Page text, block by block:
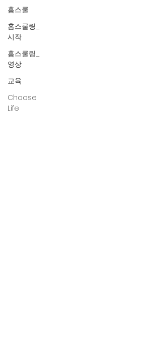
홈스쿨
홈스쿨링_
시작
홈스쿨링_
영상
교육
Choose
Life